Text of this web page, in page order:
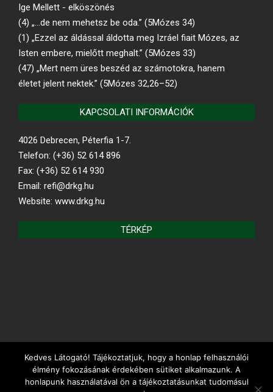
Ige Mellett - elköszönés
(4) „…de nem mehetsz be oda.” (5Mózes 34)
(1) „Ezzel az áldással áldotta meg Izráel fiait Mózes, az
Isten embere, mielőtt meghalt.” (5Mózes 33)
(47) „Mert nem üres beszéd az számotokra, hanem
életet jelent nektek.” (5Mózes 32,26–52)
KAPCSOLATI INFORMÁCIÓK
4026 Debrecen, Péterfia 1-7.
Telefon: (+36) 52 614 896
Fax: (+36) 52 614 930
Email: refi@drkg.hu
Website: www.drkg.hu
TÉRKÉP
REFORMÁTUS.HU
Kedves Látogató! Tájékoztatjuk, hogy a honlap felhasználói
élmény fokozásának érdekében sütiket alkalmazunk. A
honlapunk használatával ön a tájékoztatásunkat tudomásul